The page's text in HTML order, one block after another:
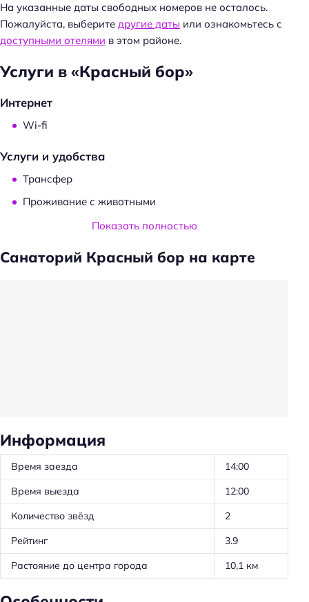
На указанные даты свободных номеров не осталось.
Пожалуйста, выберите другие даты или ознакомьтесь с
доступными отелями в этом районе.
Услуги в «Красный бор»
Интернет
Wi-fi
Услуги и удобства
Трансфер
Проживание с животными
Кафе
Номеров: 540
Доступность
Пандус
Номер и удобства на первом этаже
Парковка
Парковка
Главное
Показать полностью
Санаторий Красный бор на карте
Информация
Время заезда
14:00
Время выезда
12:00
Количество звёзд
2
Рейтинг
3.9
Растояние до центра города
10,1 км